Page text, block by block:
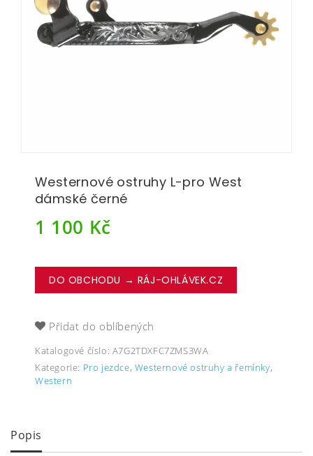
Westernové ostruhy L-pro West
dámské černé
1 100 Kč
DO OBCHODU → RÁJ-OHLÁVEK.CZ
Přidat do oblíbených
Katalogové číslo: A7G2TDXFC7ZMS3WA
Kategorie: Pro jezdce, Westernové ostruhy a řemínky,
Western
Popis